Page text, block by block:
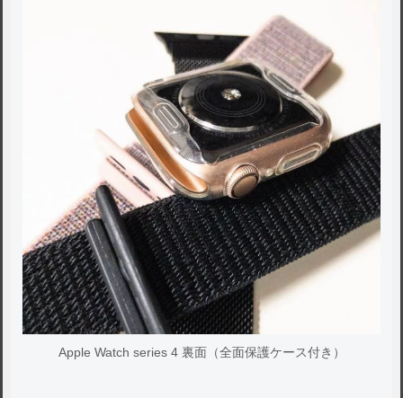
Apple Watch series 4 裏面（全面保護ケース付き）